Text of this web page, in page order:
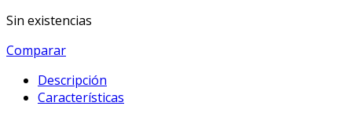
Sin existencias
Comparar
Descripción
Características